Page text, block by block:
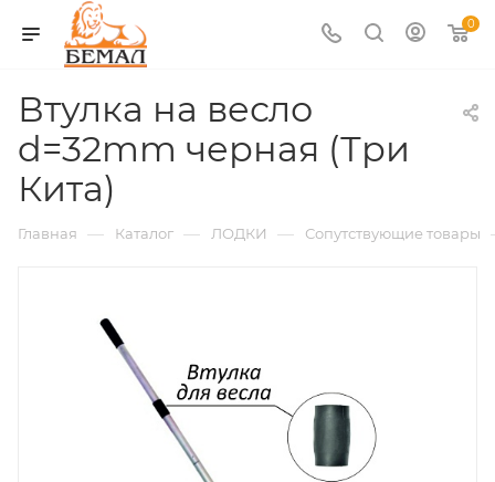
0
Втулка на весло
d=32mm черная (Три
Кита)
Главная — Каталог — ЛОДКИ — Сопутствующие товары